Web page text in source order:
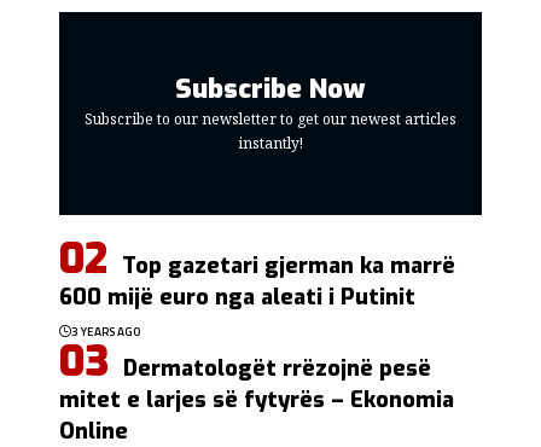
Subscribe Now
Subscribe to our newsletter to get our newest articles
instantly!
Top gazetari gjerman ka marrë
600 mijë euro nga aleati i Putinit
3 YEARS AGO
Dermatologët rrëzojnë pesë
mitet e larjes së fytyrës – Ekonomia
Online